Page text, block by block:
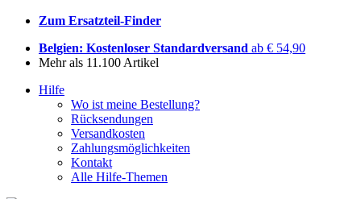
Zum Ersatzteil-Finder
Belgien: Kostenloser Standardversand ab € 54,90
Mehr als 11.100 Artikel
Hilfe
Wo ist meine Bestellung?
Rücksendungen
Versandkosten
Zahlungsmöglichkeiten
Kontakt
Alle Hilfe-Themen